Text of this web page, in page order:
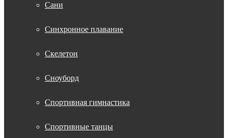
Сани
Синхронное плавание
Скелетон
Сноуборд
Спортивная гимнастика
Спортивные танцы